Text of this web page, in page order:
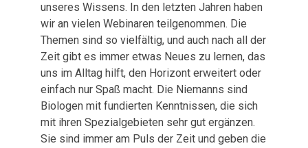
unseres Wissens. In den letzten Jahren haben
wir an vielen Webinaren teilgenommen. Die
Themen sind so vielfältig, und auch nach all der
Zeit gibt es immer etwas Neues zu lernen, das
uns im Alltag hilft, den Horizont erweitert oder
einfach nur Spaß macht. Die Niemanns sind
Biologen mit fundierten Kenntnissen, die sich
mit ihren Spezialgebieten sehr gut ergänzen.
Sie sind immer am Puls der Zeit und geben die